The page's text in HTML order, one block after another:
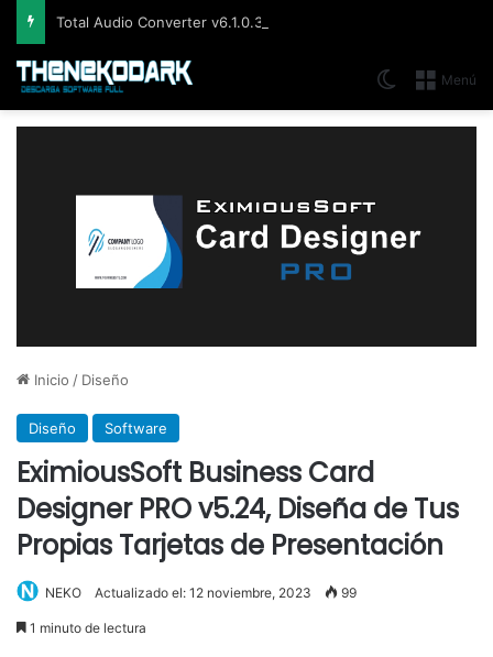
Menú
Switch skin
Inicio / Diseño
Diseño Software
EximiousSoft Business Card
Designer PRO v5.24, Diseña de Tus
Propias Tarjetas de Presentación
NEKO Actualizado el: 12 noviembre, 2023 99
1 minuto de lectura